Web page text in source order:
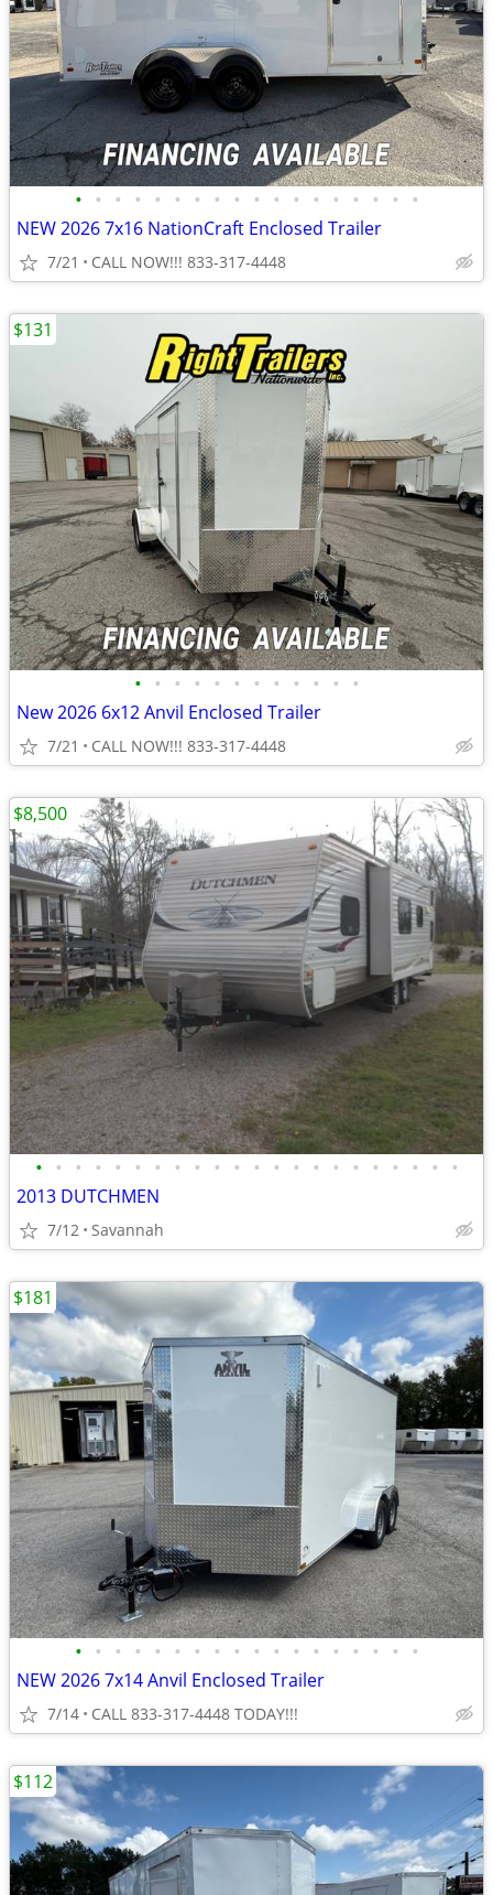
• • • • • • • • • • • • • • • • • •
NEW 2026 7x16 NationCraft Enclosed Trailer
7/21 CALL NOW!!! 833-317-4448
• • • • • • • • • • • •
New 2026 6x12 Anvil Enclosed Trailer
7/21 CALL NOW!!! 833-317-4448
$131
• • • • • • • • • • • • • • • • • • • • • •
2013 DUTCHMEN
7/12 Savannah
$8,500
• • • • • • • • • • • • • • • • • •
NEW 2026 7x14 Anvil Enclosed Trailer
7/14 CALL 833-317-4448 TODAY!!!
$181
$112